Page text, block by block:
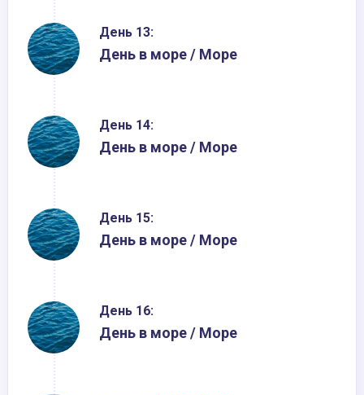
День 13:
День в море / Море
День 14:
День в море / Море
День 15:
День в море / Море
День 16:
День в море / Море